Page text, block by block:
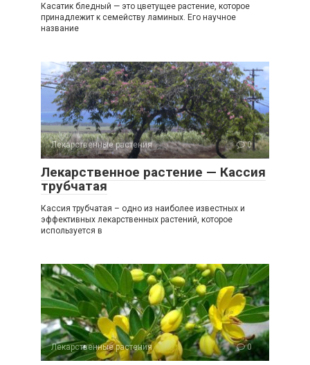
Касатик бледный — это цветущее растение, которое
принадлежит к семейству ламиных. Его научное
название
Лекарственные растения 0
Лекарственное растение — Кассия
трубчатая
Кассия трубчатая – одно из наиболее известных и
эффективных лекарственных растений, которое
используется в
Лекарственные растения 0